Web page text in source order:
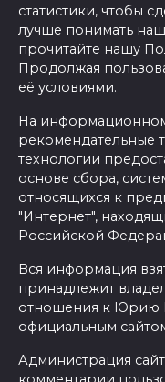
статистики, чтобы
лучше понимать
прочитайте нашу
Продолжая
её условиями.
На
рекомендательные
технологии
основе сбора,
относящихся к
"Интернет",
Российской
Вся информация
принадлежит
отношения к Юрию
официальным
Администрация